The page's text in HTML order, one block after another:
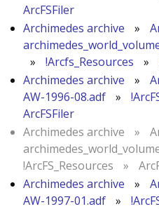
ArcFSFiler
Archimedes archive
»
»
!Arcfs_Resources »
Archimedes archive
»
AW-1996-08.adf
»
ArcFSFiler
Archimedes archive
»
!ArcFS_Resources
»
Archimedes archive
»
AW-1997-01.adf
»